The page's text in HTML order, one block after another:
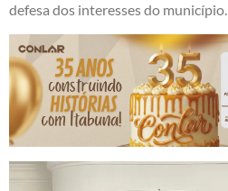
defesa dos interesses do município.